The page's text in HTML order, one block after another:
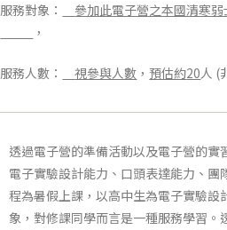
服務對象：
參加此電子營之本國清寒
，
服務人數： 視參與人數 ，預估約20人 (
透過電子營的準備活動以及電子營的實
電子實驗設計能力、口頭表達能力、團
程為暑假上課，以高中生為電子實驗設
象，對修課同學而言是一種服務學習。